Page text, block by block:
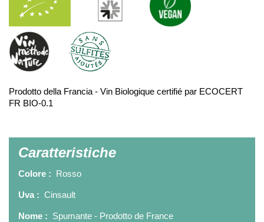
Prodotto della Francia - Vin Biologique certifié par ECOCERT
FR BIO-0.1
Caratteristiche
Colore : Rosso
Uva : Cinsault
Nome : Spumante - Prodotto de France